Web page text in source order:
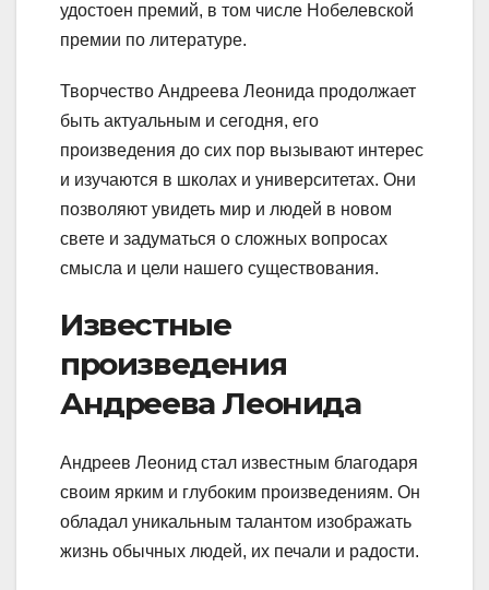
удостоен премий, в том числе Нобелевской
премии по литературе.
Творчество Андреева Леонида продолжает
быть актуальным и сегодня, его
произведения до сих пор вызывают интерес
и изучаются в школах и университетах. Они
позволяют увидеть мир и людей в новом
свете и задуматься о сложных вопросах
смысла и цели нашего существования.
Известные
произведения
Андреева Леонида
Андреев Леонид стал известным благодаря
своим ярким и глубоким произведениям. Он
обладал уникальным талантом изображать
жизнь обычных людей, их печали и радости.